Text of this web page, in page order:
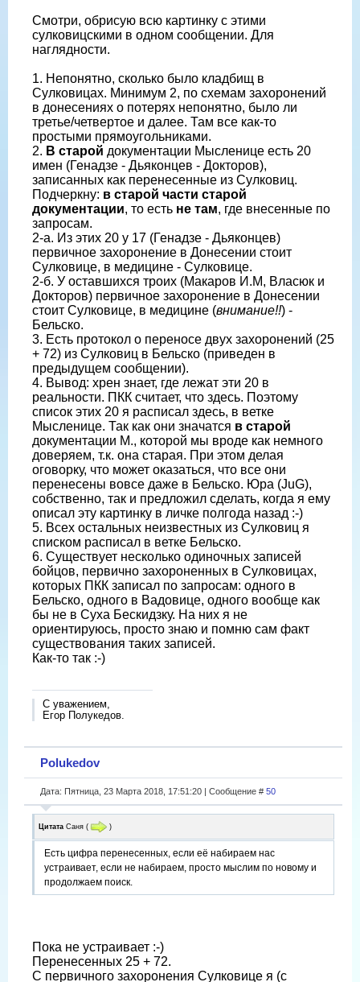
Смотри, обрисую всю картинку с этими
сулковицскими в одном сообщении. Для
наглядности.
1. Непонятно, сколько было кладбищ в
Сулковицах. Минимум 2, по схемам захоронений
в донесениях о потерях непонятно, было ли
третье/четвертое и далее. Там все как-то
простыми прямоугольниками.
2. В старой документации Мысленице есть 20
имен (Генадзе - Дьяконцев - Докторов),
записанных как перенесенные из Сулковиц.
Подчеркну: в старой части старой
документации, то есть не там, где внесенные по
запросам.
2-а. Из этих 20 у 17 (Генадзе - Дьяконцев)
первичное захоронение в Донесении стоит
Сулковице, в медицине - Сулковице.
2-б. У оставшихся троих (Макаров И.М, Власюк и
Докторов) первичное захоронение в Донесении
стоит Сулковице, в медицине (внимание!!) -
Бельско.
3. Есть протокол о переносе двух захоронений (25
+ 72) из Сулковиц в Бельско (приведен в
предыдущем сообщении).
4. Вывод: хрен знает, где лежат эти 20 в
реальности. ПКК считает, что здесь. Поэтому
список этих 20 я расписал здесь, в ветке
Мысленице. Так как они значатся в старой
документации М., которой мы вроде как немного
доверяем, т.к. она старая. При этом делая
оговорку, что может оказаться, что все они
перенесены вовсе даже в Бельско. Юра (JuG),
собственно, так и предложил сделать, когда я ему
описал эту картинку в личке полгода назад :-)
5. Всех остальных неизвестных из Сулковиц я
списком расписал в ветке Бельско.
6. Существует несколько одиночных записей
бойцов, первично захороненных в Сулковицах,
которых ПКК записал по запросам: одного в
Бельско, одного в Вадовице, одного вообще как
бы не в Суха Бескидзку. На них я не
ориентируюсь, просто знаю и помню сам факт
существования таких записей.
Как-то так :-)
С уважением,
Егор Полукедов.
Polukedov
Дата: Пятница, 23 Марта 2018, 17:51:20 | Сообщение # 50
Цитата Саня ( )
Есть цифра перенесенных, если её набираем нас
устраивает, если не набираем, просто мыслим по новому и
продолжаем поиск.
Пока не устраивает :-)
Перенесенных 25 + 72.
С первичного захоронения Сулковице я (с